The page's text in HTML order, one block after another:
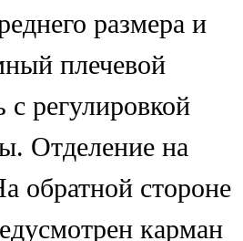
размера и
плечевой
с регулировкой
Отделение на
обратной стороне
карман